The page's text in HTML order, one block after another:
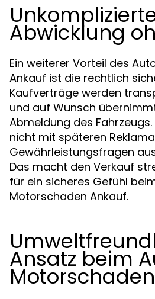
Abwicklung
Ein weiterer Vorteil des
Ankauf ist die rechtlich
Kaufverträge werden
und auf Wunsch
Abmeldung des
nicht mit späteren
Gewährleistungsfragen
Das macht den Verkauf
für ein sicheres Gefühl
Motorschaden Ankauf.
Ansatz beim